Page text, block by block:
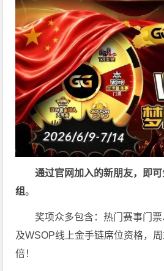
通过官网加入的新朋友，即
组。
奖项众多包含：热门赛事门
及WSOP线上金手链席位资格，
倍！